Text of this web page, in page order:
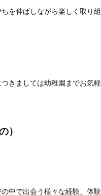
を伸ばしながら楽しく取り組
きましては幼稚園までお気軽
）
中で出会う様々な経験、体験